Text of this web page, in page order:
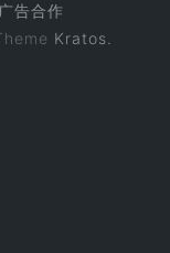
广告合作
Kratos.